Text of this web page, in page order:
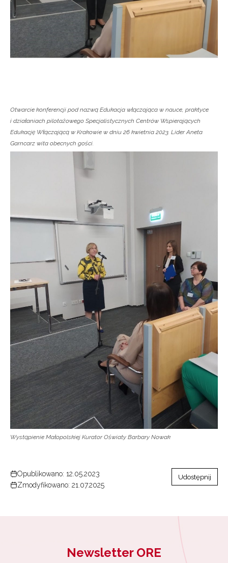
Otwarcie konferencji pod nazwą Edukacja włączająca w nauce, praktyce
i działaniach pilotażowego Specjalistycznych Centrów Wspierających
Edukację Włączającą w Krakowie w dniu 26 kwietnia 2023. Lider Aneta
Garncarz wita obecnych gości.
Wystąpienie Małopolskiej Kurator Oświaty Barbary Nowak
Opublikowano: 12.05.2023
Zmodyfikowano: 21.07.2025
Udostępnij
Newsletter ORE